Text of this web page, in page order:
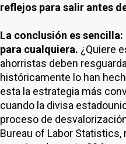
reflejos para salir antes
La conclusión es
para cualquiera. ¿Quiere
ahorristas deben
históricamente lo han
esta la estrategia más
cuando la divisa
proceso de
Bureau of Labor Statistics,